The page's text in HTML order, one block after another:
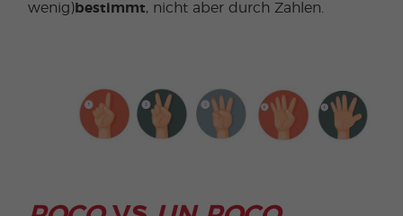
wenig)bestimmt, nicht aber durch Zahlen.